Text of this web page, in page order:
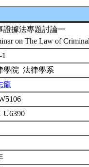
證據法專題討論一
on The Law of
學院 法律學系
龍
U6390